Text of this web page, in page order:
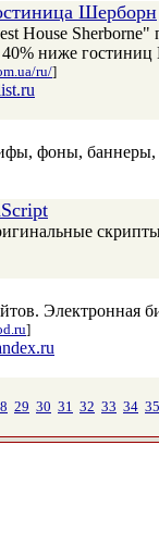
Шерборн
House
ниже гостиниц
ru/]
фоны,
Электронная
]
29 30 31 32 33 34 35